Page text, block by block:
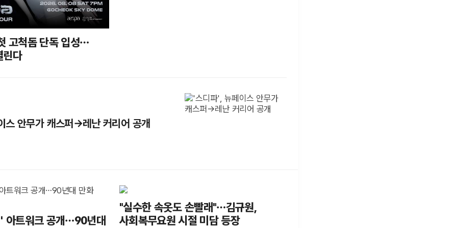
고척돔 단독 입성…
린다
스 안무가 캐스퍼→레난 커리어 공개
아트워크 공개…90년대
"실수한 속옷도 손빨래"…김규원,
사회복무요원 시절 미담 등장